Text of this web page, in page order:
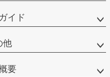
イド
他
要